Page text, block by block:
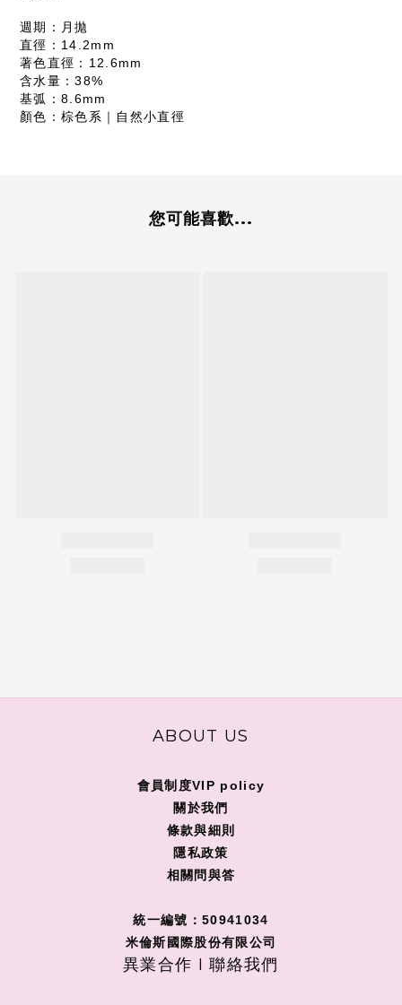
週期：月拋
直徑：14.2mm
著色直徑：12.6mm
含水量：38%
基弧：8.6mm
顏色：棕色系｜自然小直徑
您可能喜歡...
ABOUT US
會員制度VIP policy
關於我們
條款與細則
隱私政策
相關問與答
統一編號：50941034
米倫斯國際股份有限公司
異業合作 I 聯絡我們